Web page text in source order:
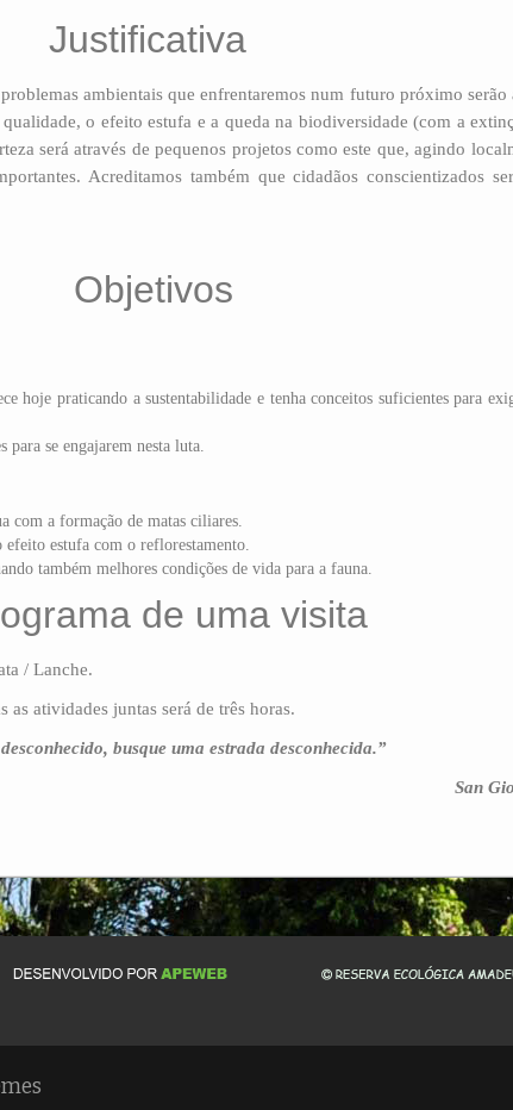
Justificativa
ambientais que enfrentaremos num futuro próximo serão
o efeito estufa e a queda na biodiversidade (com a
será através de pequenos projetos como este que, agindo
Acreditamos também que cidadãos conscientizados
Objetivos
hoje praticando a sustentabilidade e tenha conceitos suficientes para
para se engajarem nesta luta.
com a formação de matas ciliares.
efeito estufa com o reflorestamento.
também melhores condições de vida para a fauna.
de uma visita
/ Lanche.
atividades juntas será de três horas.
busque uma estrada desconhecida.”
San